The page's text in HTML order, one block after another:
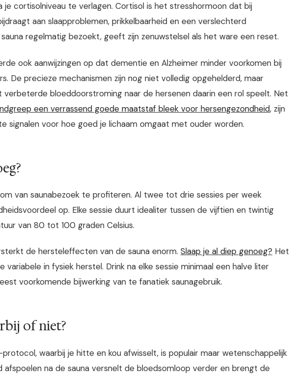
je cortisolniveau te verlagen. Cortisol is het stresshormoon dat bij
aan slaapproblemen, prikkelbaarheid en een verslechterd
regelmatig bezoekt, geeft zijn zenuwstelsel als het ware een reset.
ook aanwijzingen op dat dementie en Alzheimer minder voorkomen bij
De precieze mechanismen zijn nog niet volledig opgehelderd, maar
verbeterde bloeddoorstroming naar de hersenen daarin een rol speelt. Net
een verrassend goede maatstaf bleek voor hersengezondheid, zijn
signalen voor hoe goed je lichaam omgaat met ouder worden.
van saunabezoek te profiteren. Al twee tot drie sessies per week
op. Elke sessie duurt idealiter tussen de vijftien en twintig
van 80 tot 100 graden Celsius.
de hersteleffecten van de sauna enorm. Slaap je al diep genoeg? Het
in fysiek herstel. Drink na elke sessie minimaal een halve liter
voorkomende bijwerking van te fanatiek saunagebruik.
of niet?
waarbij je hitte en kou afwisselt, is populair maar wetenschappelijk
afspoelen na de sauna versnelt de bloedsomloop verder en brengt de